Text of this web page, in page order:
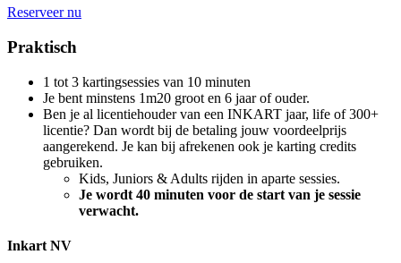
Reserveer nu
Praktisch
1 tot 3 kartingsessies van 10 minuten
Je bent minstens 1m20 groot en 6 jaar of ouder.
Ben je al licentiehouder van een INKART jaar, life of 300+
licentie? Dan wordt bij de betaling jouw voordeelprijs
aangerekend. Je kan bij afrekenen ook je karting credits
gebruiken.
Kids, Juniors & Adults rijden in aparte sessies.
Je wordt 40 minuten voor de start van je sessie
verwacht.
Inkart NV